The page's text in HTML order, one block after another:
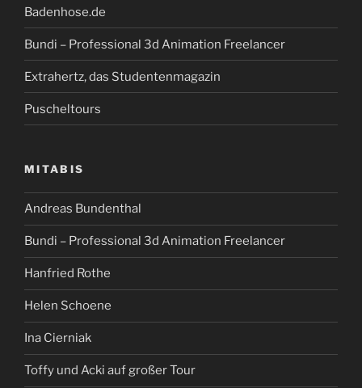
Badenhose.de
Bundi – Professional 3d Animation Freelancer
Extrahertz, das Studentenmagazin
Puscheltours
MITABIS
Andreas Bundenthal
Bundi – Professional 3d Animation Freelancer
Hanfried Rothe
Helen Schoene
Ina Cierniak
Toffy und Acki auf großer Tour